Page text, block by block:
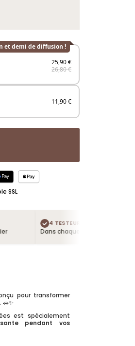
et demi de diffusion !
25,90 €
26,80 €
11,90 €
SSL
4 TESTEURS OFFERTS
Dans chaque commande
pour transformer
est spécialement
pendant vos